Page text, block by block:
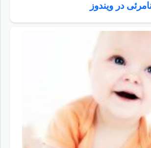
در ویندوز